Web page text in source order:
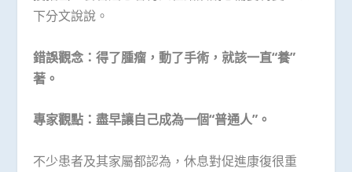
下分文說說。
錯誤觀念：得了腫瘤，動了手術，就該一直“養”
著。
專家觀點：盡早讓自己成為一個“普通人”。
不少患者及其家屬都認為，休息對促進康復很重